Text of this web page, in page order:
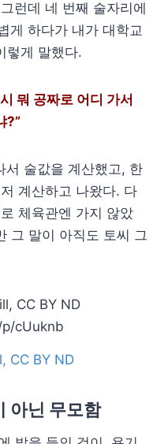
런데 네 번째 술자리에
게 하다가 내가 대학교
렇게 말했다.
뭐 공짜로 어디 가서
?”
서 술값을 계산했고, 한
계산하고 나왔다. 다
체육관엔 가지 않았
그 말이 아직도 토씨 그
CC BY ND
아닌 무모함